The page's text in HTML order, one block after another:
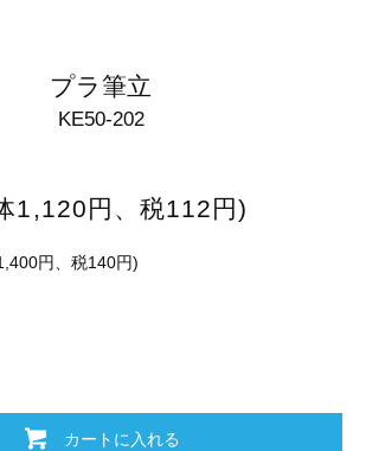
プラ筆立
KE50-202
1,120円、税112円)
円、税140円)
カートに入れる